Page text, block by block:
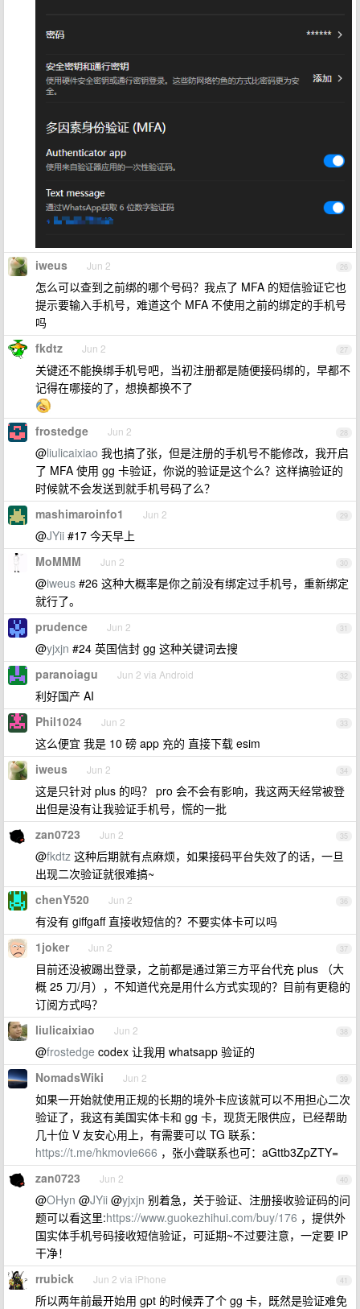
26
iweus Jun 2
怎么可以查到之前绑的哪个号码？我点了 MFA 的短信验证它也
提示要输入手机号，难道这个 MFA 不使用之前的绑定的手机号
吗
27
fkdtz Jun 2
关键还不能换绑手机号吧，当初注册都是随便接码绑的，早都不
记得在哪接的了，想换都换不了
28
frostedge Jun 2
@liulicaixiao 我也搞了张，但是注册的手机号不能修改，我开启
了 MFA 使用 gg 卡验证，你说的验证是这个么？这样搞验证的
时候就不会发送到就手机号码了么？
29
mashimaroinfo1 Jun 2
@JYii #17 今天早上
30
MoMMM Jun 2
@iweus #26 这种大概率是你之前没有绑定过手机号，重新绑定
就行了。
31
prudence Jun 2
@yjxjn #24 英国信封 gg 这种关键词去搜
32
paranoiagu Jun 2 via Android
利好国产 AI
33
Phil1024 Jun 2
这么便宜 我是 10 磅 app 充的 直接下载 esim
34
iweus Jun 2
这是只针对 plus 的吗？ pro 会不会有影响，我这两天经常被登
出但是没有让我验证手机号，慌的一批
35
zan0723 Jun 2
@fkdtz 这种后期就有点麻烦，如果接码平台失效了的话，一旦
出现二次验证就很难搞~
36
chenY520 Jun 2
有没有 giffgaff 直接收短信的？不要实体卡可以吗
37
1joker Jun 2
目前还没被踢出登录，之前都是通过第三方平台代充 plus （大
概 25 刀/月），不知道代充是用什么方式实现的？目前有更稳的
订阅方式吗？
38
liulicaixiao Jun 2
@frostedge codex 让我用 whatsapp 验证的
39
NomadsWiki Jun 2
如果一开始就使用正规的长期的境外卡应该就可以不用担心二次
验证了，我这有美国实体卡和 gg 卡，现货无限供应，已经帮助
几十位 V 友安心用上，有需要可以 TG 联系：
https://t.me/hkmovie666 ，张小聋联系也可：aGttb3ZpZTY=
40
zan0723 Jun 2
@OHyn @JYii @yjxjn 别着急，关于验证、注册接收验证码的问
题可以看这里:https://www.guokezhihui.com/buy/176 ，提供外
国实体手机号码接收短信验证，可延期~不过要注意，一定要 IP
干净！
41
rrubick Jun 2 via iPhone
所以两年前最开始用 gpt 的时候弄了个 gg 卡，既然是验证难免